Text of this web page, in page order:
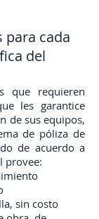
para cada
del
que requieren
les garantice
de sus equipos,
de póliza de
de acuerdo a
provee:
sin costo